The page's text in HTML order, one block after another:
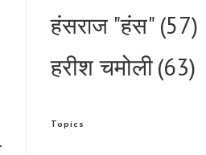
हंसराज "हंस" (57)
हरीश चमोली(63)
Topics